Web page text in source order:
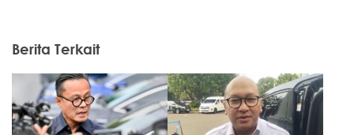
Berita Terkait